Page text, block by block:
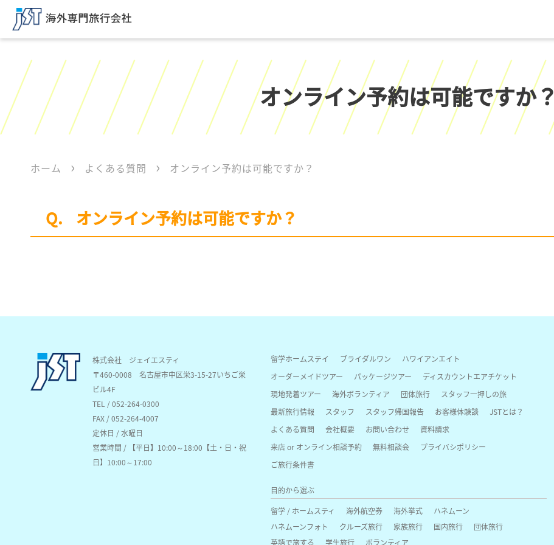
オンライン予約は可能ですか？
ホーム よくある質問 オンライン予約は可能ですか？
オンライン予約は可能ですか？
株式会社 ジェイエスティ
〒460-0008名古屋市中区栄3-15-27いちご栄
ビル4F
TEL / 052-264-0300
FAX / 052-264-4007
定休日 / 水曜日
営業時間 / 【平日】10:00～18:00【土・日・祝
日】10:00～17:00
留学ホームステイ ブライダルワン
ハワイアンエイト
オーダーメイドツアー
パッケージツアー
ディスカウントエアチケット
現地発着ツアー
海外ボランティア 団体旅行
スタッフ一押しの旅
最新旅行情報
スタッフ スタッフ帰国報告 お客様体験談
JSTとは？
よくある質問
会社概要 お問い合わせ
資料請求
来店 or オンライン相談予約
無料相談会
プライバシポリシー
ご旅行条件書
目的から選ぶ
留学 / ホームスティ
海外航空券 海外挙式
ハネムーン
ハネムーンフォト
クルーズ旅行 家族旅行 国内旅行
団体旅行
英語で旅する
学生旅行 ボランティア